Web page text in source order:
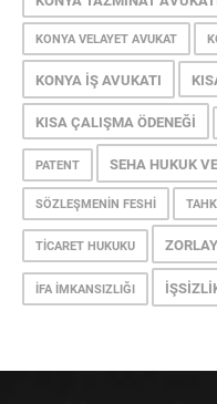
KONYA VELAYET AVUKAT
KONYA İŞ AVUKATI
KISA ÇALIŞMA ÖDENEĞI
PATENT SEHA HUKUK
SÖZLEŞMENIN FESHI
TICARET HUKUKU
İFA İMKANSIZLIĞI